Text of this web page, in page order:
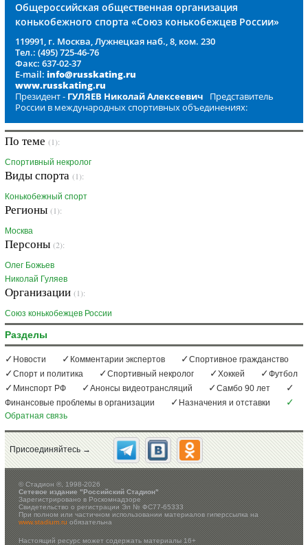
Общероссийская общественная организация
конькобежного спорта «Союз конькобежцев России»
119991, г. Москва, Лужнецкая наб., 8, ком. 230
Тел.: (495) 725-46-76
Факс: 637-02-37
E-mail: info@russkating.ru
www.russkating.ru
Президент - ГУЛЯЕВ Николай Алексеевич Представитель
России в международных спортивных объединениях:
По теме (1):
Спортивный некролог
Виды спорта (1):
Конькобежный спорт
Регионы (1):
Москва
Персоны (2):
Олег Божьев
Николай Гуляев
Организации (1):
Союз конькобежцев России
Разделы
Новости Комментарии экспертов
Спортивное гражданство
Спорт и политика
Спортивный некролог Хоккей
Футбол
Минспорт РФ
Анонсы видеотрансляций
Самбо 90 лет
Финансовые проблемы в организации
Назначения и отставки
Обратная связь
Присоединяйтесь →
©Стадион ®, 1998-2026
Сетевое издание "Российский Стадион"
Зарегистрировано в Роскомнадзоре
Свидетельство о регистрации Эл № ФС77-65333
При полном или частичном использовании материалов гиперссылка на
www.stadium.ruобязательна
Настоящий ресурс может содержать материалы 16+